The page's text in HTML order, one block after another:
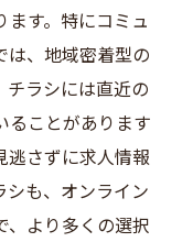
ます。特にコミュ
は、地域密着型の
チラシには直近の
ることがあります
逃さずに求人情報
シも、オンライン
、より多くの選択